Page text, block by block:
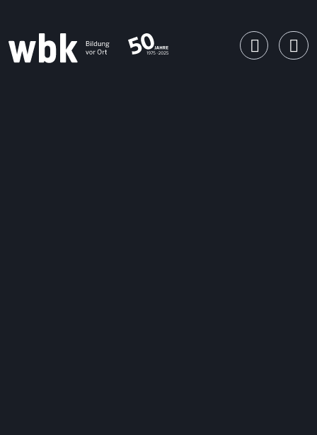
Main Navigation